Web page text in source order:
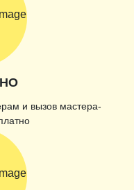
и вызов мастера-